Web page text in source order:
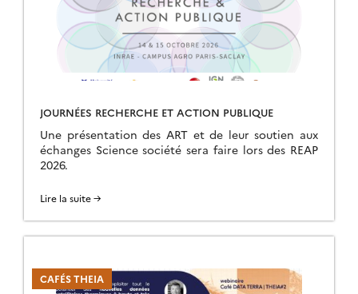
JOURNÉES RECHERCHE ET ACTION PUBLIQUE
Une présentation des ART et de leur soutien aux
échanges Science société sera faire lors des REAP
2026.
Lire la suite →
CAFÉS THEIA